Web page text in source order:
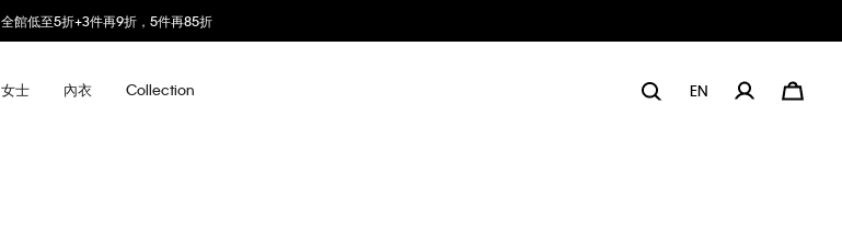
全館低至5折+3件再9折，5件再85折
女士 內衣 Collection EN